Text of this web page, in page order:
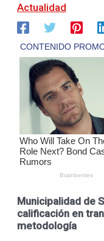
Actualidad
Municipalidad de
calificación en
metodología